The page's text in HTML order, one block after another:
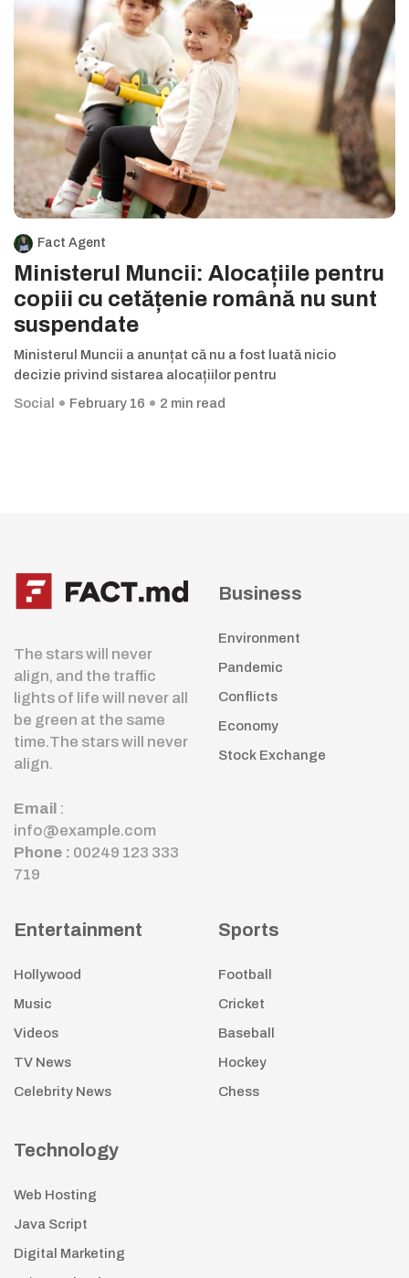
Fact Agent
Ministerul Muncii: Alocațiile pentru
copiii cu cetățenie română nu sunt
suspendate
Ministerul Muncii a anunțat că nu a fost luată nicio
decizie privind sistarea alocațiilor pentru
Social
February 16 2 min read
The stars will never
align, and the traffic
lights of life will never all
be green at the same
time.The stars will never
align.
Email :
info@example.com
Phone : 00249 123 333
719
Business
Environment
Pandemic
Conflicts
Economy
Stock Exchange
Entertainment
Hollywood
Music
Videos
TV News
Celebrity News
Sports
Football
Cricket
Baseball
Hockey
Chess
Technology
Web Hosting
Java Script
Digital Marketing